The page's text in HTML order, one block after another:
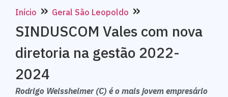
Início » Geral São Leopoldo »
SINDUSCOM Vales com nova
diretoria na gestão 2022-
2024
Rodrigo Weissheimer (C) é o mais jovem empresário